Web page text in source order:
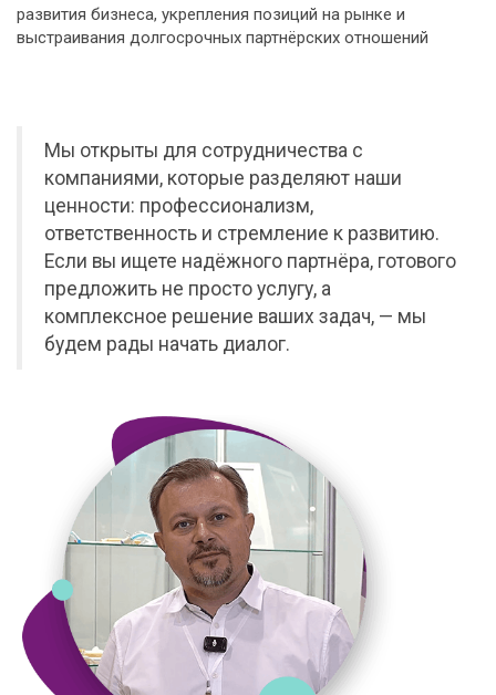
развития бизнеса, укрепления позиций на рынке и
выстраивания долгосрочных партнёрских отношений
Мы открыты для сотрудничества с
компаниями, которые разделяют наши
ценности: профессионализм,
ответственность и стремление к развитию.
Если вы ищете надёжного партнёра, готового
предложить не просто услугу, а
комплексное решение ваших задач, — мы
будем рады начать диалог.